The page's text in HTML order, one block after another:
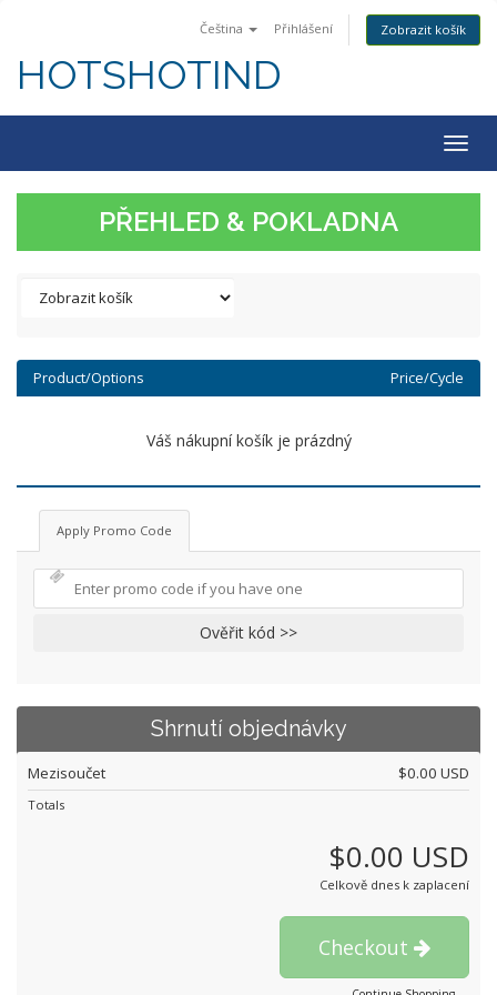
Čeština Přihlášení Zobrazit košík
HOTSHOTIND
PŘEHLED & POKLADNA
Product/Options Price/Cycle
Váš nákupní košík je prázdný
Apply Promo Code
Ověřit kód >>
Shrnutí objednávky
Mezisoučet $0.00 USD
Totals
$0.00 USD
Celkově dnes k zaplacení
Checkout